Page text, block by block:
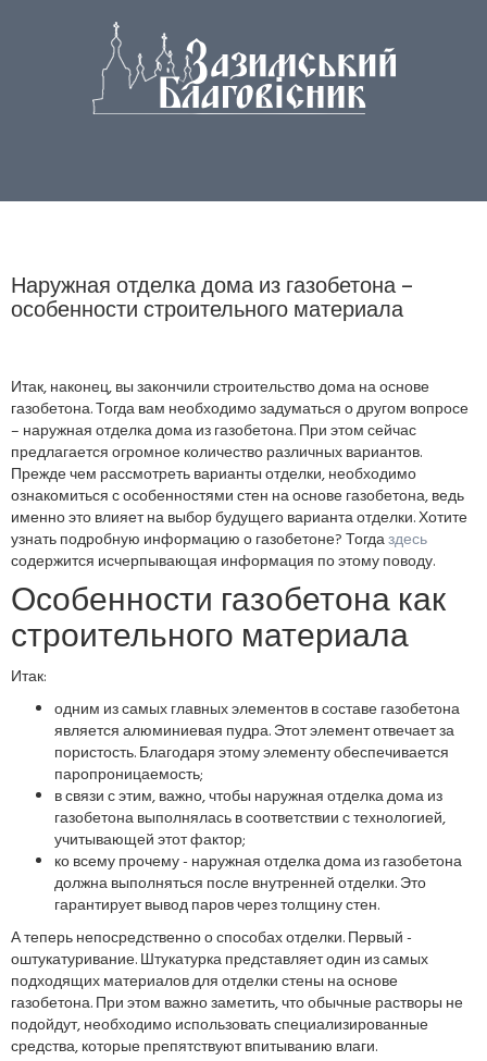
Наружная отделка дома из газобетона –
особенности строительного материала
Итак, наконец, вы закончили строительство дома на основе
газобетона. Тогда вам необходимо задуматься о другом вопросе
– наружная отделка дома из газобетона. При этом сейчас
предлагается огромное количество различных вариантов.
Прежде чем рассмотреть варианты отделки, необходимо
ознакомиться с особенностями стен на основе газобетона, ведь
именно это влияет на выбор будущего варианта отделки. Хотите
узнать подробную информацию о газобетоне? Тогдаздесь
содержится исчерпывающая информация по этому поводу.
Особенности газобетона как
строительного материала
Итак:
одним из самых главных элементов в составе газобетона
является алюминиевая пудра. Этот элемент отвечает за
пористость. Благодаря этому элементу обеспечивается
паропроницаемость;
в связи с этим, важно, чтобы наружная отделка дома из
газобетона выполнялась в соответствии с технологией,
учитывающей этот фактор;
ко всему прочему - наружная отделка дома из газобетона
должна выполняться после внутренней отделки. Это
гарантирует вывод паров через толщину стен.
А теперь непосредственно о способах отделки. Первый -
оштукатуривание. Штукатурка представляет один из самых
подходящих материалов для отделки стены на основе
газобетона. При этом важно заметить, что обычные растворы не
подойдут, необходимо использовать специализированные
средства, которые препятствуют впитыванию влаги.